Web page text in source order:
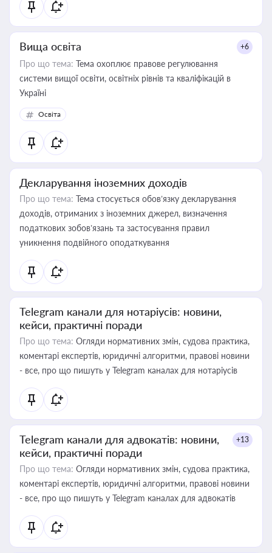
Вища освіта +6
Про що тема: Тема охоплює правове регулювання
системи вищої освіти, освітніх рівнів та кваліфікацій в
Україні
Освіта
Декларування іноземних доходів
Про що тема: Тема стосується обов’язку декларування
доходів, отриманих з іноземних джерел, визначення
податкових зобов’язань та застосування правил
уникнення подвійного оподаткування
Telegram канали для нотаріусів: новини,
кейси, практичні поради
Про що тема: Огляди нормативних змін, судова практика,
коментарі експертів, юридичні алгоритми, правові новини
- все, про що пишуть у Telegram каналах для нотаріусів
Telegram канали для адвокатів: новини,
кейси, практичні поради
+13
Про що тема: Огляди нормативних змін, судова практика,
коментарі експертів, юридичні алгоритми, правові новини
- все, про що пишуть у Telegram каналах для адвокатів